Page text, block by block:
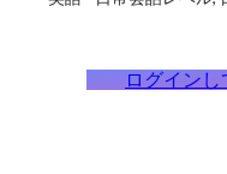
ログイン